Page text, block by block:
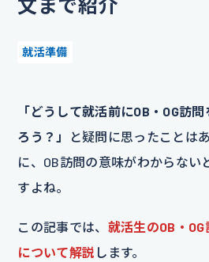
文まで紹介
就活準備
「どうして就活前にOB・OG訪
ろう？」
と疑問に思ったことは
に、OB訪問の意味がわからない
すよね。
この記事では、 就活生のOB・
について解説 します。